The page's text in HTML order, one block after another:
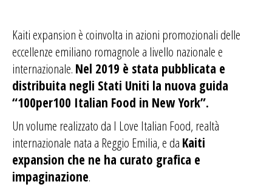
Kaiti expansion è coinvolta in azioni promozionali delle
eccellenze emiliano romagnole a livello nazionale e
internazionale. Nel 2019 è stata pubblicata e
distribuita negli Stati Uniti la nuova guida
“100per100 Italian Food in New York”.
Un volume realizzato da I Love Italian Food, realtà
internazionale nata a Reggio Emilia, e da Kaiti
expansion che ne ha curato grafica e
impaginazione.